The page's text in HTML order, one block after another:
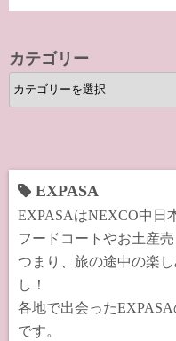
カテゴリー
カ
テ
ー
EXPASA
EXPASAはNEXCO中日
フードコートやお土産売
つまり、旅の途中の楽
し！
各地で出会った
です。